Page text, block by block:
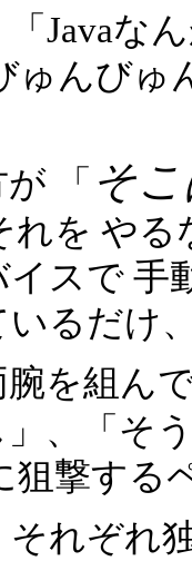
「Javaな
ゅんびゅ
「 そ
れを やる
スで 手
るだけ
を組ん
、「そ
狙撃する
それぞれ